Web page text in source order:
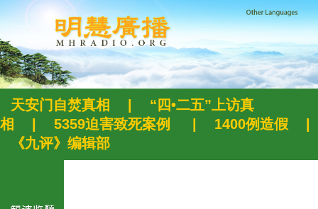
天安门自焚真相
“四•二五”上访真
相
5359迫害致死案例 1400例造假
《九评》编辑部